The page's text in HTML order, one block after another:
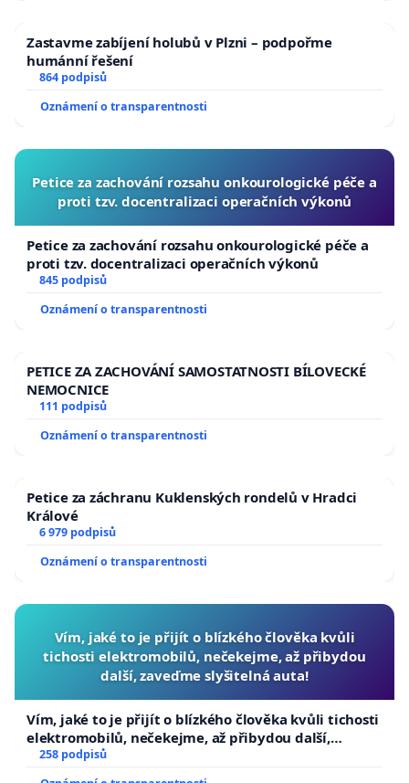
trenér plavání 3. kategorie a zakladatelka plavecké
Plaveme pro radost
Kateřina Janoušková, instruktorka kojeneckého a
Anna Bravencová, lektorka vaničkování miminek
týdnů do 6-10 měsíců
a další signatáři.
https://www.youtube.com/watch?v=Fy2V9wB5mXM
https://djtl.cz/plavacek
https://ct24.ceskatelevize.cz/clanek/domaci/vedci-
letani-miminek-muze-byt-zivotu-nebezpecne-217566
k-letani-miminek.pdf
https://www.idnes.cz/zpravy/cerna-kronika/letani-
policie-odlozi-znalcum-se-nelibi-matky-ale-
nevypovidaly.A100816_094755_krimi_hv
https://www.instagram.com/reel/Cf_YaR9j1cp/?
igsh=MWt3eW4yY2l1MnJ2cQ%3D%3D
Zastavme zabíjení holubů v Plzni – podpořme
humánní řešení
864 podpisů
Oznámení o transparentnosti
Petice za zachování rozsahu onkourologické péče a
proti tzv. docentralizaci operačních výkonů
Petice za zachování rozsahu onkourologické péče a
proti tzv. docentralizaci operačních výkonů
845 podpisů
Oznámení o transparentnosti
PETICE ZA ZACHOVÁNÍ SAMOSTATNOSTI BÍLOVECKÉ
NEMOCNICE
111 podpisů
Oznámení o transparentnosti
Petice za záchranu Kuklenských rondelů v Hradci
Králové
6 979 podpisů
Oznámení o transparentnosti
Vím, jaké to je přijít o blízkého člověka kvůli
tichosti elektromobilů, nečekejme, až přibydou
další, zaveďme slyšitelná auta!
Vím, jaké to je přijít o blízkého člověka kvůli tichosti
elektromobilů, nečekejme, až přibydou další,
zaveďme slyšitelná auta!
258 podpisů